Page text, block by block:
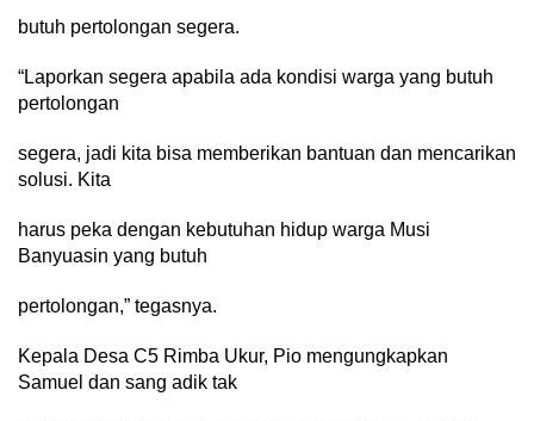
butuh pertolongan segera.
“Laporkan segera apabila ada kondisi warga yang butuh
pertolongan
segera, jadi kita bisa memberikan bantuan dan mencarikan
solusi. Kita
harus peka dengan kebutuhan hidup warga Musi
Banyuasin yang butuh
pertolongan,” tegasnya.
Kepala Desa C5 Rimba Ukur, Pio mengungkapkan
Samuel dan sang adik tak